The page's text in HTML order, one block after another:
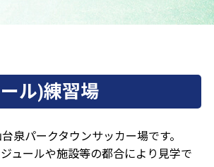
ル)練習場
泉パークタウンサッカー場です。
ュールや施設等の都合により見学で